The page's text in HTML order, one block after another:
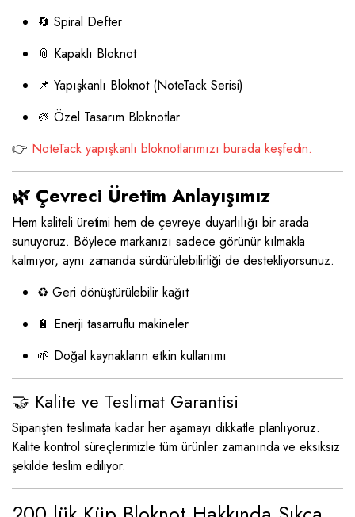
🔄 Spiral Defter
📎 Kapaklı Bloknot
📌 Yapışkanlı Bloknot (NoteTack Serisi)
🎨 Özel Tasarım Bloknotlar
👉 NoteTack yapışkanlı bloknotlarımızı burada keşfedin.
🌿 Çevreci Üretim Anlayışımız
Hem kaliteli üretimi hem de çevreye duyarlılığı bir arada
sunuyoruz. Böylece markanızı sadece görünür kılmakla
kalmıyor, aynı zamanda sürdürülebilirliği de destekliyorsunuz.
♻️ Geri dönüştürülebilir kağıt
🔋 Enerji tasarruflu makineler
🌱 Doğal kaynakların etkin kullanımı
🤝 Kalite ve Teslimat Garantisi
Siparişten teslimata kadar her aşamayı dikkatle planlıyoruz.
Kalite kontrol süreçlerimizle tüm ürünler zamanında ve eksiksiz
şekilde teslim ediliyor.